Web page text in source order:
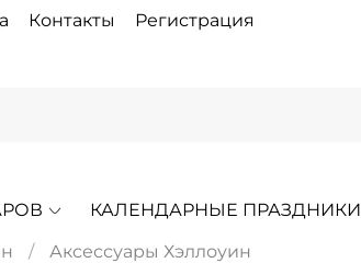
Контакты Регистрация
КАЛЕНДАРНЫЕ ПРАЗДНИКИ
Аксессуары Хэллоуин